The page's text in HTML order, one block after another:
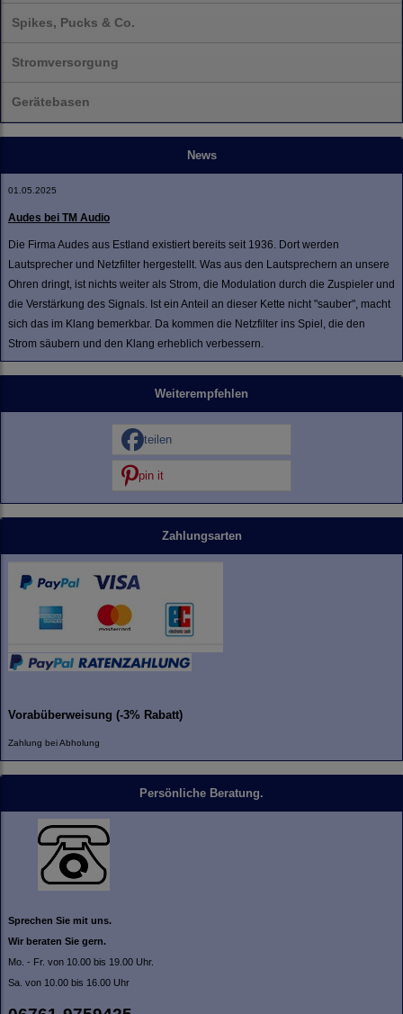
Spikes, Pucks & Co.
Stromversorgung
Gerätebasen
News
01.05.2025
Audes bei TM Audio
Die Firma Audes aus Estland existiert bereits seit 1936. Dort werden
Lautsprecher und Netzfilter hergestellt. Was aus den Lautsprechern an unsere
Ohren dringt, ist nichts weiter als Strom, die Modulation durch die Zuspieler und
die Verstärkung des Signals. Ist ein Anteil an dieser Kette nicht "sauber", macht
sich das im Klang bemerkbar. Da kommen die Netzfilter ins Spiel, die den
Strom säubern und den Klang erheblich verbessern.
Weiterempfehlen
teilen
pin it
Zahlungsarten
Vorabüberweisung (-3% Rabatt)
Zahlung bei Abholung
Persönliche Beratung.
Sprechen Sie mit uns.
Wir beraten Sie gern.
Mo. - Fr. von 10.00 bis 19.00 Uhr.
Sa. von 10.00 bis 16.00 Uhr